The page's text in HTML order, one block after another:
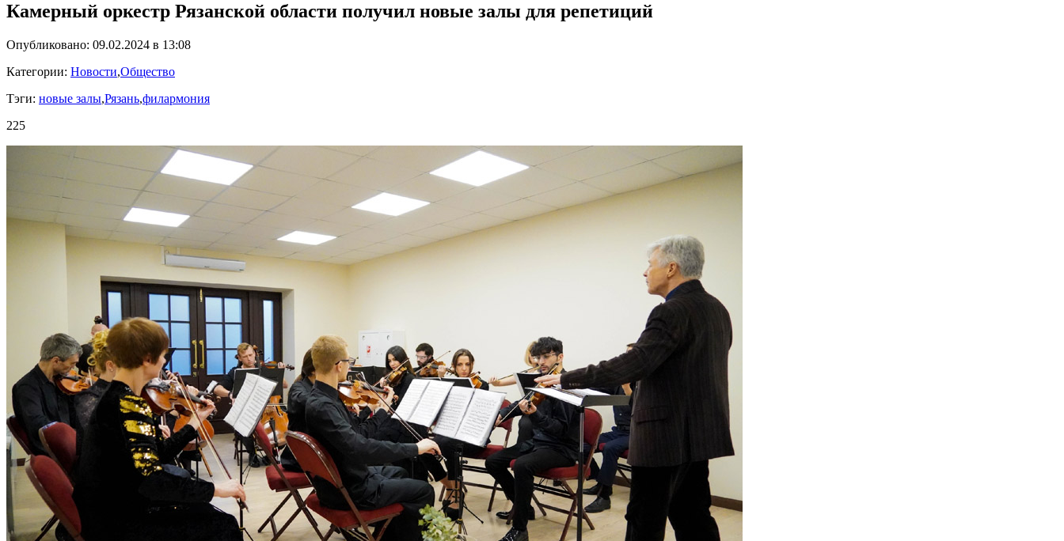
Камерный оркестр Рязанской области получил новые залы для репетиций
Опубликовано: 09.02.2024 в 13:08
Категории: Новости,Общество
Тэги: новые залы,Рязань,филармония
225